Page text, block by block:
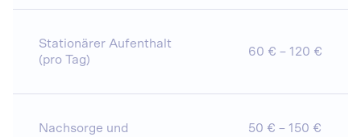
Stationärer Aufenthalt
(pro Tag)
60 € – 120 €
Nachsorge und
50 € – 150 €